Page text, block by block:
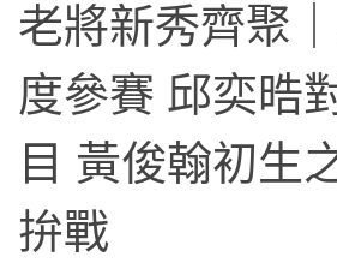
老將新秀齊聚
度參賽 邱奕晧
目 黃俊翰初生
拚戰